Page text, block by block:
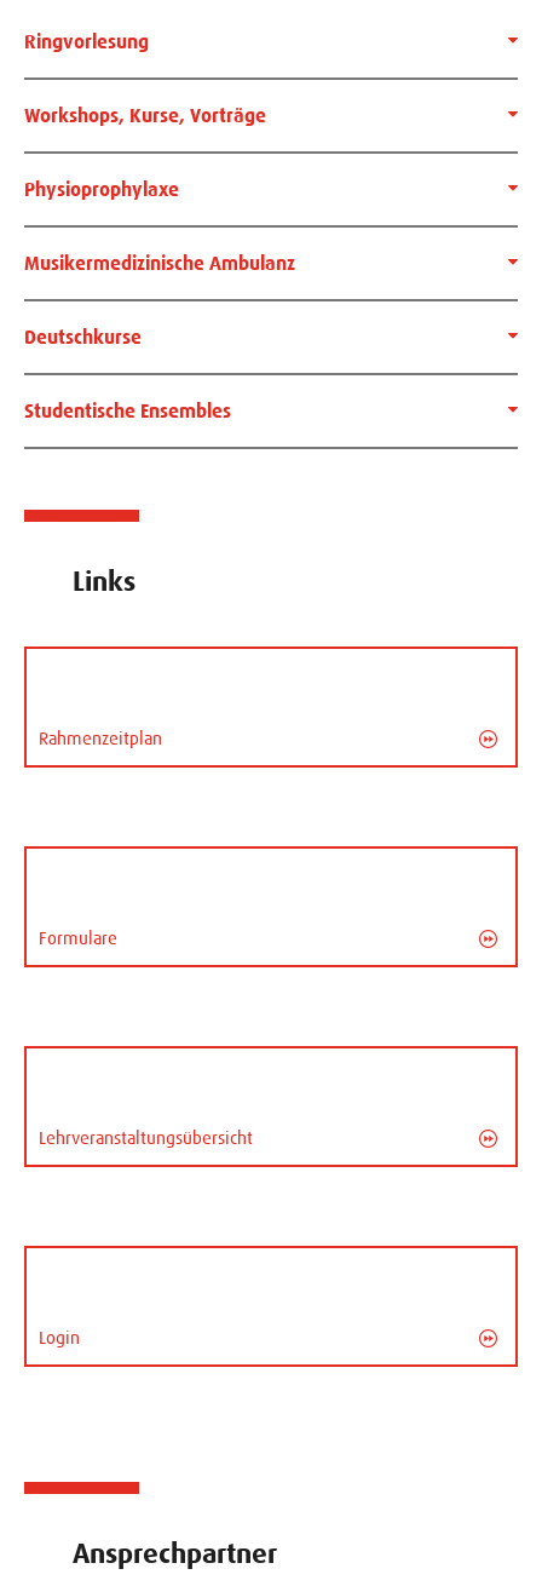
Ringvorlesung
Workshops, Kurse, Vorträge
Physioprophylaxe
Musikermedizinische Ambulanz
Deutschkurse
Studentische Ensembles
Links
Rahmenzeitplan
Formulare
Lehrveranstaltungsübersicht
Login
Ansprechpartner